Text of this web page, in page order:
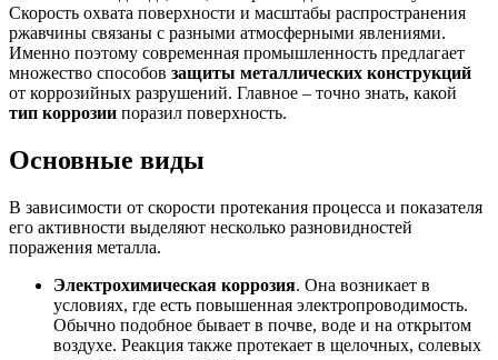
Скорость охвата поверхности и масштабы распространения
ржавчины связаны с разными атмосферными явлениями.
Именно поэтому современная промышленность предлагает
множество способов защиты металлических конструкций
от коррозийных разрушений. Главное – точно знать, какой
тип коррозии поразил поверхность.
Основные виды
В зависимости от скорости протекания процесса и показателя
его активности выделяют несколько разновидностей
поражения металла.
Электрохимическая коррозия. Она возникает в
условиях, где есть повышенная электропроводимость.
Обычно подобное бывает в почве, воде и на открытом
воздухе. Реакция также протекает в щелочных, солевых